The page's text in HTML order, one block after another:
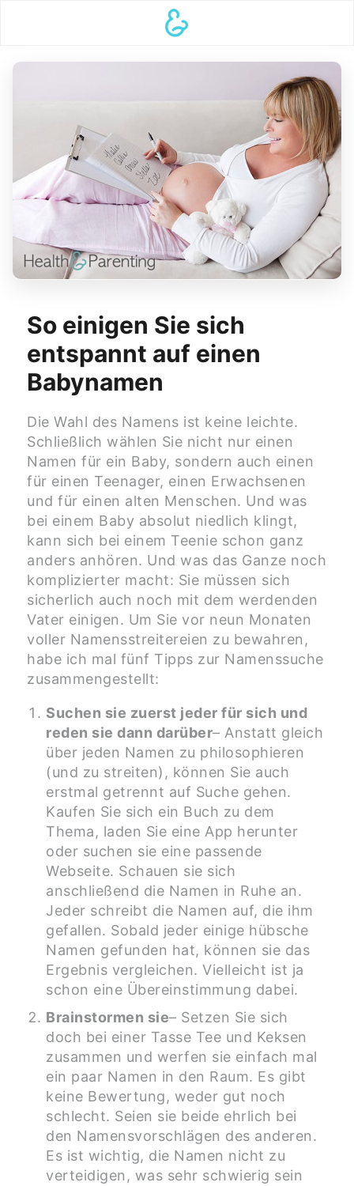
So einigen Sie sich
entspannt auf einen
Babynamen
Die Wahl des Namens ist keine leichte.
Schließlich wählen Sie nicht nur einen
Namen für ein Baby, sondern auch einen
für einen Teenager, einen Erwachsenen
und für einen alten Menschen. Und was
bei einem Baby absolut niedlich klingt,
kann sich bei einem Teenie schon ganz
anders anhören. Und was das Ganze noch
komplizierter macht: Sie müssen sich
sicherlich auch noch mit dem werdenden
Vater einigen. Um Sie vor neun Monaten
voller Namensstreitereien zu bewahren,
habe ich mal fünf Tipps zur Namenssuche
zusammengestellt:
Suchen sie zuerst jeder für sich und
reden sie dann darüber– Anstatt gleich
über jeden Namen zu philosophieren
(und zu streiten), können Sie auch
erstmal getrennt auf Suche gehen.
Kaufen Sie sich ein Buch zu dem
Thema, laden Sie eine App herunter
oder suchen sie eine passende
Webseite. Schauen sie sich
anschließend die Namen in Ruhe an.
Jeder schreibt die Namen auf, die ihm
gefallen. Sobald jeder einige hübsche
Namen gefunden hat, können sie das
Ergebnis vergleichen. Vielleicht ist ja
schon eine Übereinstimmung dabei.
Brainstormen sie– Setzen Sie sich
doch bei einer Tasse Tee und Keksen
zusammen und werfen sie einfach mal
ein paar Namen in den Raum. Es gibt
keine Bewertung, weder gut noch
schlecht. Seien sie beide ehrlich bei
den Namensvorschlägen des anderen.
Es ist wichtig, die Namen nicht zu
verteidigen, was sehr schwierig sein